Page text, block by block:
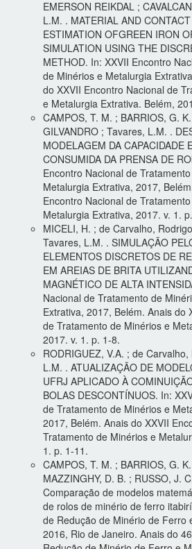
EMERSON REIKDAL ;
L.M. . MATERIAL AND
ESTIMATION OFGREEN IRON
SIMULATION USING THE
METHOD. In: XXVII Encontro
de Minérios e Metalurgia
do XXVII Encontro Nacional de
e Metalurgia Extrativa. Belém,
CAMPOS, T. M. ; BARRIOS, G.
GILVANDRO ; Tavares, L.M. .
MODELAGEM DA CAPACIDADE
CONSUMIDA DA PRENSA DE
Encontro Nacional de
Metalurgia Extrativa, 2017,
Encontro Nacional de
Metalurgia Extrativa, 2017. v. 1.
MICELI, H. ; de Carvalho,
Tavares, L.M. . SIMULAÇÃO
ELEMENTOS DISCRETOS DE
EM AREIAS DE BRITA
MAGNÉTICO DE ALTA
Nacional de Tratamento de
Extrativa, 2017, Belém. Anais do
de Tratamento de Minérios e
2017. v. 1. p. 1-8.
RODRIGUEZ, V.A. ; de
L.M. . ATUALIZAÇÃO DE
UFRJ APLICADO À
BOLAS DESCONTÍNUOS. In:
de Tratamento de Minérios e
2017, Belém. Anais do XXVII
Tratamento de Minérios e
1. p. 1-11.
CAMPOS, T. M. ; BARRIOS, G.
MAZZINGHY, D. B. ; RUSSO, J.
Comparação de modelos
de rolos de minério de ferro
de Redução de Minério de Ferro
2016, Rio de Janeiro. Anais do